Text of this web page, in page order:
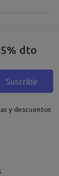
dto
Suscribir
y descuentos